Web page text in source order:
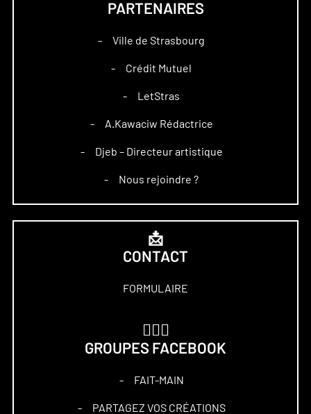
PARTENAIRES
– Ville de Strasbourg
– Crédit Mutuel
– LetStras
– A.Kawaciw Rédactrice
– Djeb – Directeur artistique
– Nous rejoindre ?
📩
CONTACT
FORMULAIRE
GROUPES FACEBOOK
– FAIT-MAIN
– PARTAGEZ VOS CRÉATIONS